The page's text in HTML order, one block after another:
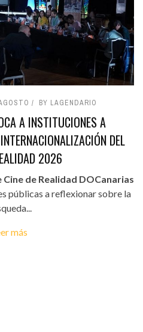
BY LAGENDARIO
A INSTITUCIONES A
DEL
2026
de Realidad DOCanarias
públicas a reflexionar sobre la
más